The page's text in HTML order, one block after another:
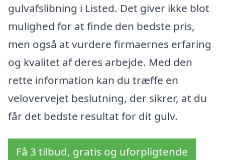
gulvafslibning i Listed. Det giver ikke blot
mulighed for at finde den bedste pris,
men også at vurdere firmaernes erfaring
og kvalitet af deres arbejde. Med den
rette information kan du træffe en
velovervejet beslutning, der sikrer, at du
får det bedste resultat for dit gulv.
Få 3 tilbud, gratis og uforpligtende